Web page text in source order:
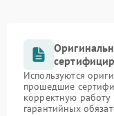
Используются
прошедшие
корректную
гарантийных